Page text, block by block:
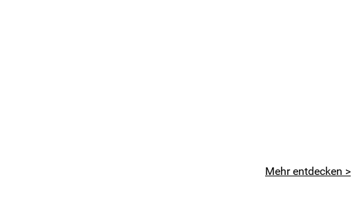
das ist nur ein kleines Manko.
Mehr entdecken >